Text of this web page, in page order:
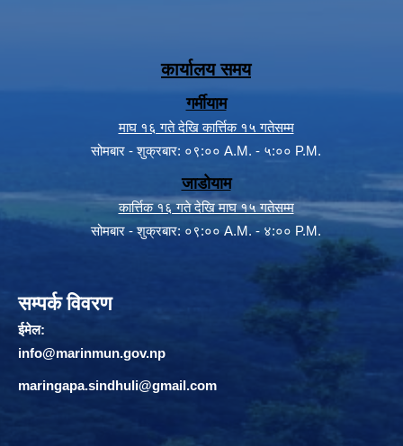
कार्यालय समय
गर्मीयाम
माघ १६ गते देखि कार्त्तिक १५ गतेसम्म
सोमबार - शुक्रबार: ०९:०० A.M. - ५:०० P.M.
जाडोयाम
कार्त्तिक १६ गते देखि माघ १५ गतेसम्म
सोमबार - शुक्रबार: ०९:०० A.M. - ४:०० P.M.
सम्पर्क विवरण
ईमेल:
info@marinmun.gov.np
maringapa.sindhuli@gmail.com